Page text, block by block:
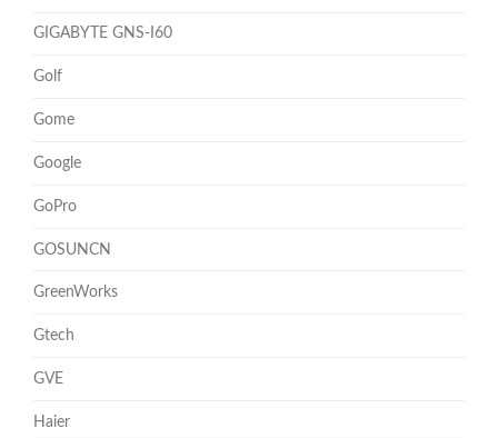
GIGABYTE GNS-I60
Golf
Gome
Google
GoPro
GOSUNCN
GreenWorks
Gtech
GVE
Haier